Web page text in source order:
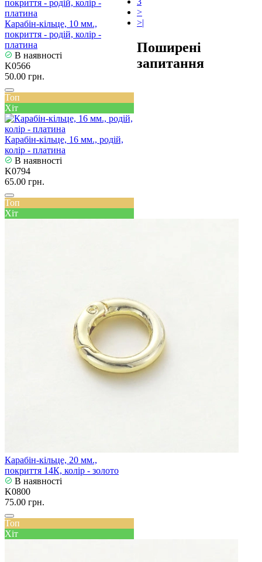
Карабін-кільце, 10 мм.,
покриття - родій, колір -
платина
В наявності
K0566
50.00 грн.
Топ
Хіт
Карабін-кільце, 16 мм., родій,
колір - платина
В наявності
K0794
65.00 грн.
Топ
Хіт
Карабін-кільце, 20 мм.,
покриття 14К, колір - золото
В наявності
K0800
75.00 грн.
Топ
Хіт
>
>|
Поширені
запитання